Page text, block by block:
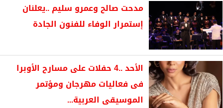
مدحت صالح وعمرو سليم ..يعلنان
إستمرار الوفاء للفنون الجادة
الأحد ..4 حفلات على مسارح الأوبرا
فى فعاليات مهرجان ومؤتمر
الموسيقى العربية...